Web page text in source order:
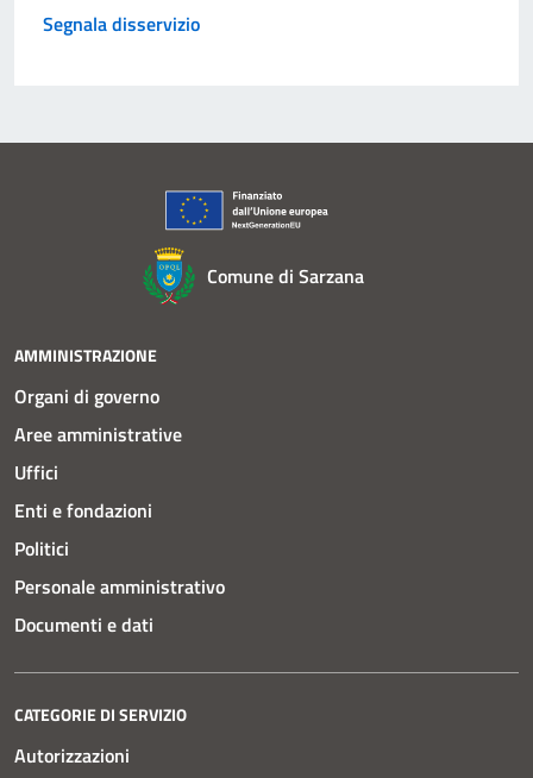
Segnala disservizio
Comune di Sarzana
AMMINISTRAZIONE
Organi di governo
Aree amministrative
Uffici
Enti e fondazioni
Politici
Personale amministrativo
Documenti e dati
CATEGORIE DI SERVIZIO
Autorizzazioni